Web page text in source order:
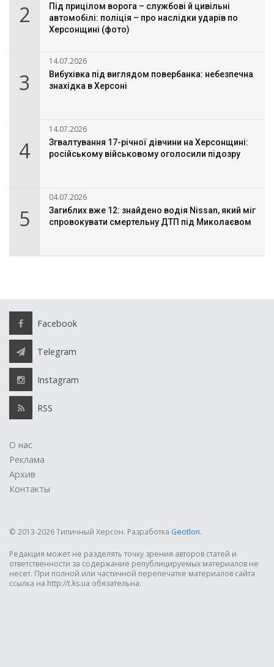
2
Під прицілом ворога – службові й цивільні
автомобілі: поліція – про наслідки ударів по
Херсонщині (фото)
3
14.07.2026
Вибухівка під виглядом повербанка: небезпечна
знахідка в Херсоні
4
14.07.2026
Згвалтування 17-річної дівчини на Херсонщині:
російському військовому оголосили підозру
5
04.07.2026
Загиблих вже 12: знайдено водія Nissan, який міг
спровокувати смертельну ДТП під Миколаєвом
Facebook
Telegram
Instagram
RSS
О нас
Реклама
Архив
Контакты
© 2013-2026 Типичный Херсон. Разработка Geotlon.
Редакция может не разделять точку зрения авторов статей и
ответственности за содержание републицируемых материалов не
несет. При полной или частичной перепечатке материалов сайта
ссылка на http://t.ks.ua обязательна.